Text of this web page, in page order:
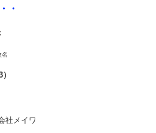
・
名
社メイワ